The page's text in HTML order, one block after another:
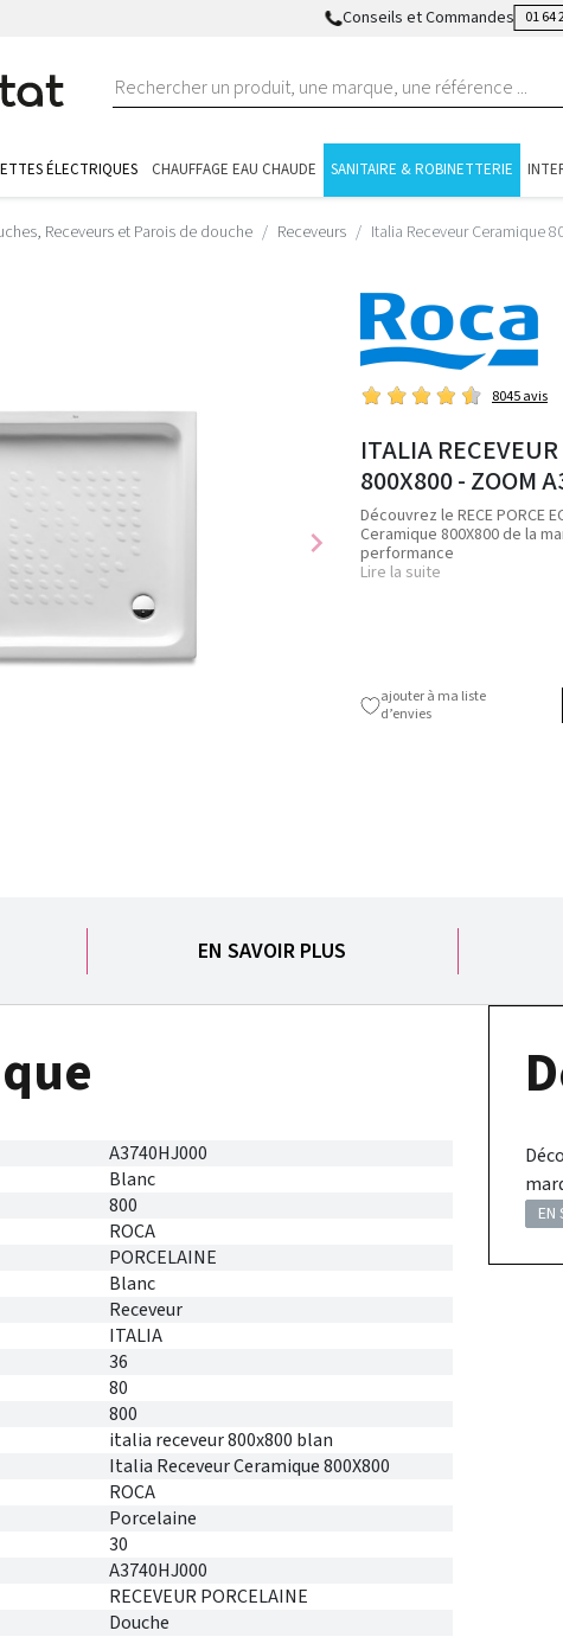
Conseils et Commandes 01 64
ÉLECTRIQUES CHAUFFAGE EAU CHAUDE SANITAIRE & ROBINETTERIE
Receveurs et Parois de douche Receveurs Italia Receveur Ceramique
chevron_right
8045 avis
ITALIA
800X800 - ZOOM
Découvrez le RECE PORCE
Ceramique 800X800 de la
performance
Lire la suite
ajouter à ma liste
d’envies
EN SAVOIR PLUS
A3740HJ000
Blanc
800
ROCA
PORCELAINE
Blanc
Receveur
ITALIA
36
80
800
italia receveur 800x800 blan
Italia Receveur Ceramique 800X800
ROCA
Porcelaine
30
A3740HJ000
RECEVEUR PORCELAINE
Douche
EN